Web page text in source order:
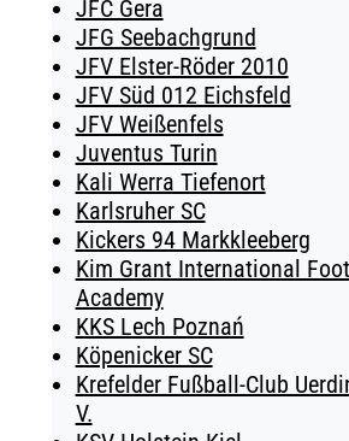
JFC Gera
JFG Seebachgrund
JFV Elster-Röder 2010
JFV Süd 012 Eichsfeld
JFV Weißenfels
Juventus Turin
Kali Werra Tiefenort
Karlsruher SC
Kickers 94 Markkleeberg
Kim Grant International
Academy
KKS Lech Poznań
Köpenicker SC
Krefelder Fußball-Club
V.